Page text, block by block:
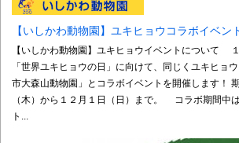
【いしかわ動物園】ユキヒョウコラボイベン
【いしかわ動物園】ユキヒョウイベントについて
「世界ユキヒョウの日」に向けて、同じくユキヒョ
市大森山動物園」とコラボイベントを開催します！
（木）から１２月１日（日）まで。 コラボ期間中
ト...